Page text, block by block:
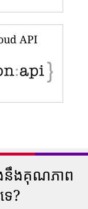
API
នឹងគុណភាព
េ?